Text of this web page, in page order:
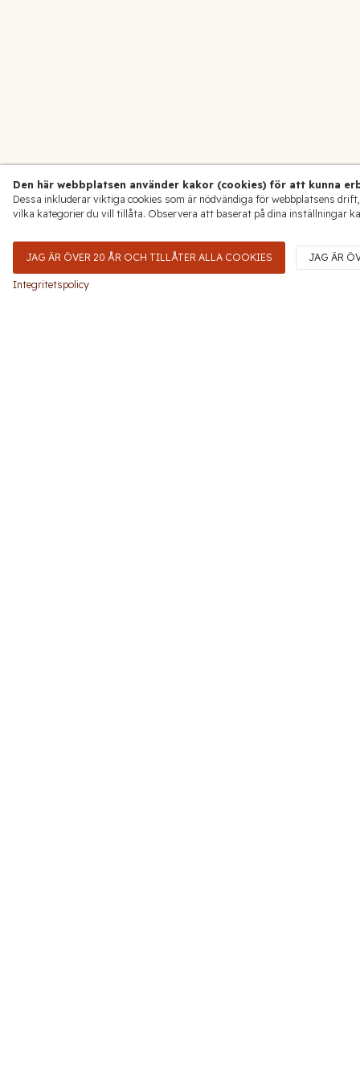
Den här webbplatsen använder kakor (cookies) för att kunna
Dessa inkluderar viktiga cookies som är nödvändiga för webbplatsens
vilka kategorier du vill tillåta. Observera att baserat på dina inställningar
JAG ÄR ÖVER 20 ÅR OCH TILLÅTER ALLA COOKIES JAG ÄR
Integritetspolicy